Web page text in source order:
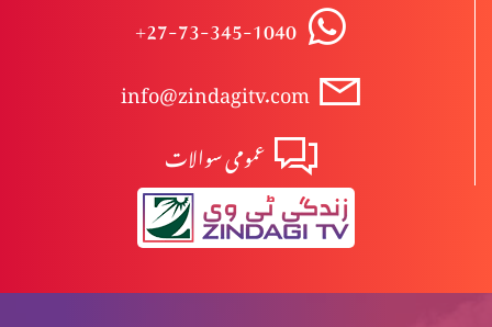
+27-73-345-1040
info@zindagitv.com
عمومی سوالات